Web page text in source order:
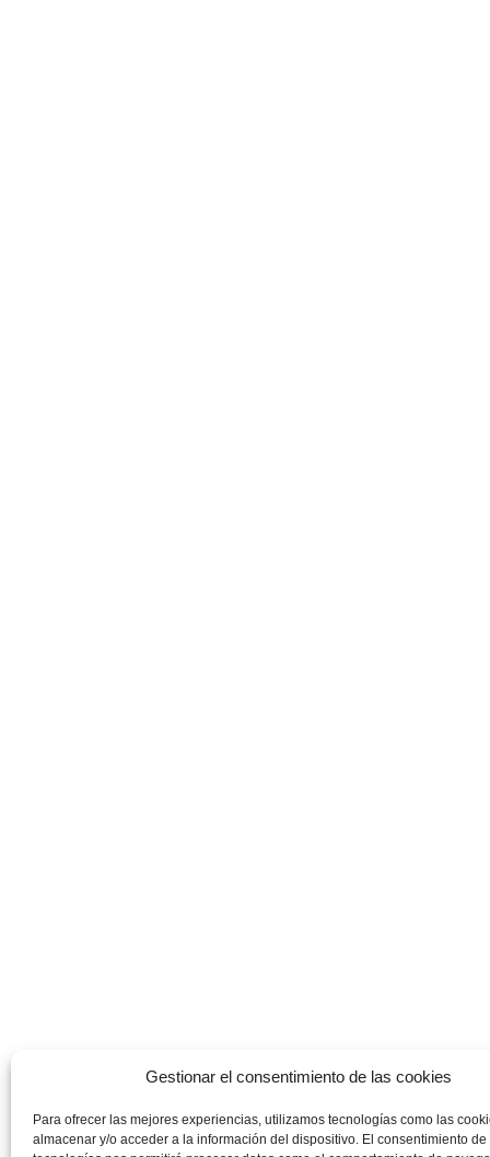
Gestionar el consentimiento de las cookies
Para ofrecer las mejores experiencias, utilizamos tecnologías como las
almacenar y/o acceder a la información del dispositivo. El consentimiento de